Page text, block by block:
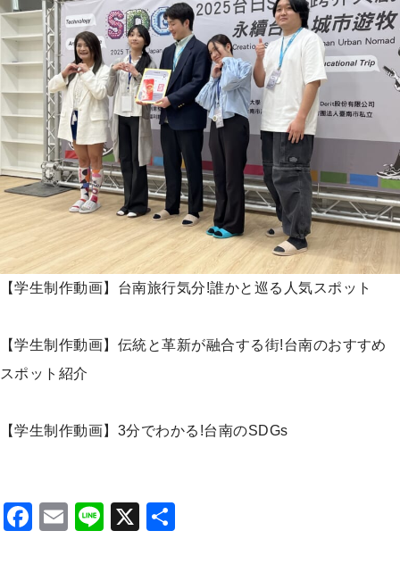
【学生制作動画】台南旅行気分!誰かと巡る人気スポット
【学生制作動画】伝統と革新が融合する街!台南のおすすめ
スポット紹介
【学生制作動画】3分でわかる!台南のSDGs
F
E
Li
X